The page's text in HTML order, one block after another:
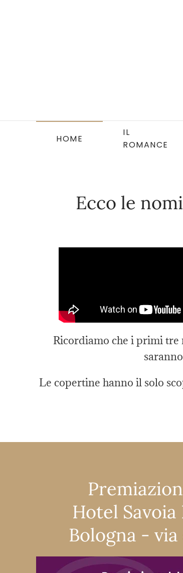
HOME
IL
ROMANCE
Ecco le
Ricordiamo che i primi tre
Le copertine hanno il solo
Hotel
Bologna -